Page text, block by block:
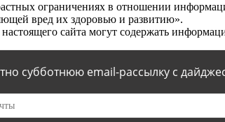
ограничениях в отношении
вред их здоровью и развитию».
сайта могут содержать
субботнюю email-рассылку с